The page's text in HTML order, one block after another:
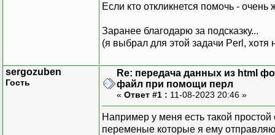
Если кто откликнется помочь - очень
Заранее благодарю за подсказку...
(я выбрал для этой задачи Perl,
sergozuben
Гость
Re: передача данных из html
файл при помощи перл
« Ответ #1 : 11-08-2023 20:46 »
Например у меня есть такой
переменые которые я ему